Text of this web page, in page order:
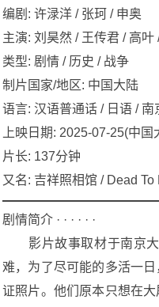
编剧: 许渌洋 / 张珂 / 申奥
主演: 刘昊然 / 王传君 / 高叶
类型: 剧情 / 历史 / 战争
制片国家/地区: 中国大陆
语言: 汉语普通话 / 日语 / 南
上映日期: 2025-07-25(中国
片长: 137分钟
又名: 吉祥照相馆 / Dead To
剧情简介 · · · · · ·
影片故事取材于南京大
难，为了尽可能的多活一
证照片。他们原本只想在